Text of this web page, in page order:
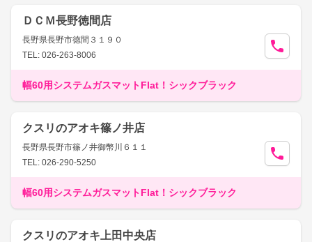
ＤＣＭ長野徳間店
長野県長野市徳間３１９０
TEL: 026-263-8006
幅60用システムガスマットFlat！シックブラック
クスリのアオキ篠ノ井店
長野県長野市篠ノ井御幣川６１１
TEL: 026-290-5250
幅60用システムガスマットFlat！シックブラック
クスリのアオキ上田中央店